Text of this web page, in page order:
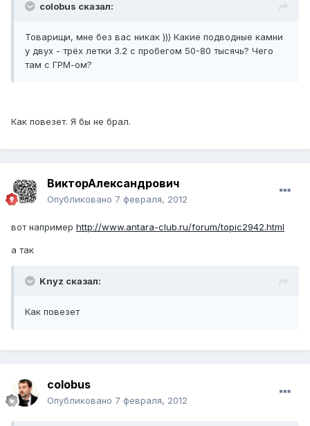
colobus сказал:
Товарищи, мне без вас никак ))) Какие подводные камни
у двух - трёх летки 3.2 с пробегом 50-80 тысячь? Чего
там с ГРМ-ом?
Как повезет. Я бы не брал.
ВикторАлександрович
Опубликовано 7 февраля, 2012
вот например http://www.antara-club.ru/forum/topic2942.html
а так
Knyz сказал:
Как повезет
colobus
Опубликовано 7 февраля, 2012